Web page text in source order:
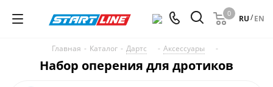
0
RU/EN
Главная - Каталог - Дартс - Аксессуары -
Набор оперения для дротиков